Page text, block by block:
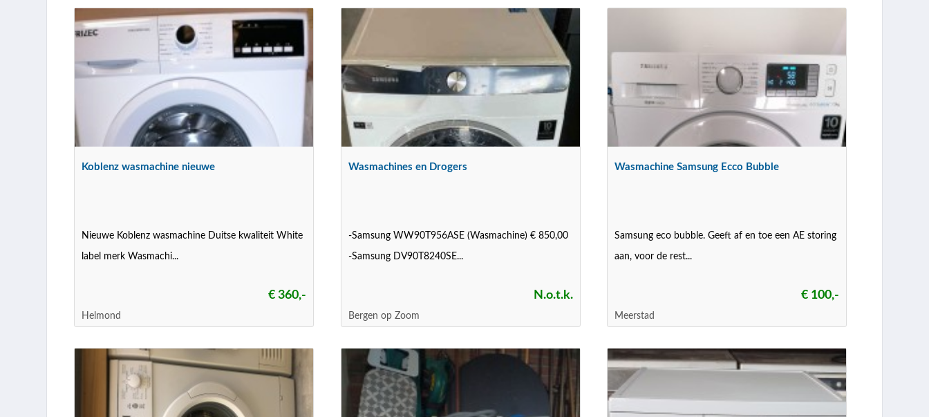
Koblenz wasmachine nieuwe
Nieuwe Koblenz wasmachine Duitse kwaliteit White
label merk Wasmachi...
€ 360,-
Helmond
Wasmachines en Drogers
-Samsung WW90T956ASE (Wasmachine) € 850,00
-Samsung DV90T8240SE...
N.o.t.k.
Bergen op Zoom
Wasmachine Samsung Ecco Bubble
Samsung eco bubble. Geeft af en toe een AE storing
aan, voor de rest...
€ 100,-
Meerstad